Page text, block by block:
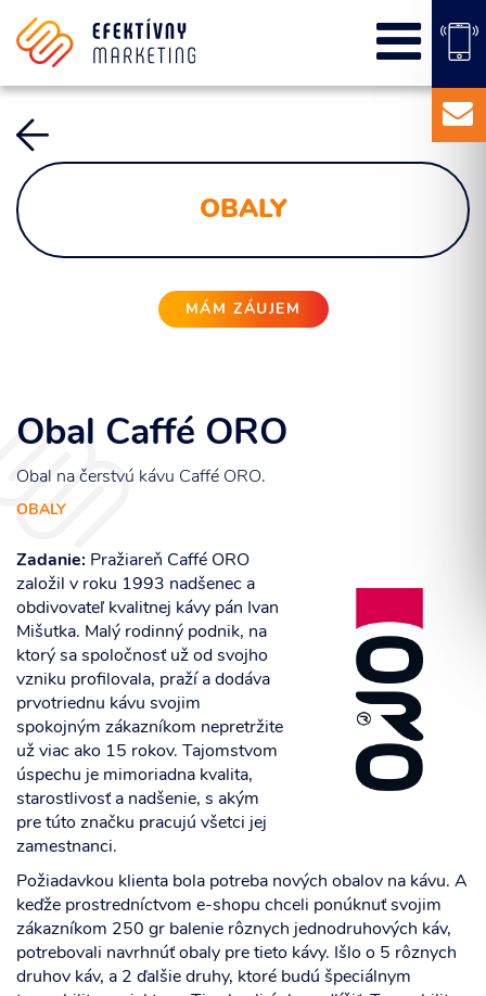
OBALY
MÁM ZÁUJEM
Obal Caffé ORO
Obal na čerstvú kávu Caffé ORO.
OBALY
Zadanie: Pražiareň Caffé ORO
založil v roku 1993 nadšenec a
obdivovateľ kvalitnej kávy pán Ivan
Mišutka. Malý rodinný podnik, na
ktorý sa spoločnosť už od svojho
vzniku profilovala, praží a dodáva
prvotriednu kávu svojim
spokojným zákazníkom nepretržite
už viac ako 15 rokov. Tajomstvom
úspechu je mimoriadna kvalita,
starostlivosť a nadšenie, s akým
pre túto značku pracujú všetci jej
zamestnanci.
Požiadavkou klienta bola potreba nových obalov na kávu. A
keďže prostredníctvom e-shopu chceli ponúknuť svojim
zákazníkom 250 gr balenie rôznych jednodruhových káv,
potrebovali navrhnúť obaly pre tieto kávy. Išlo o 5 rôznych
druhov káv, a 2 ďalšie druhy, ktoré budú špeciálnym
PPC kampane
Správa sociálnych sietí
Content Marketing
Marketingový základ
Externý marketingový manažér pre vašu firmu
Súhlasím so spracovaním osobných informácií.
ODOSLAŤ